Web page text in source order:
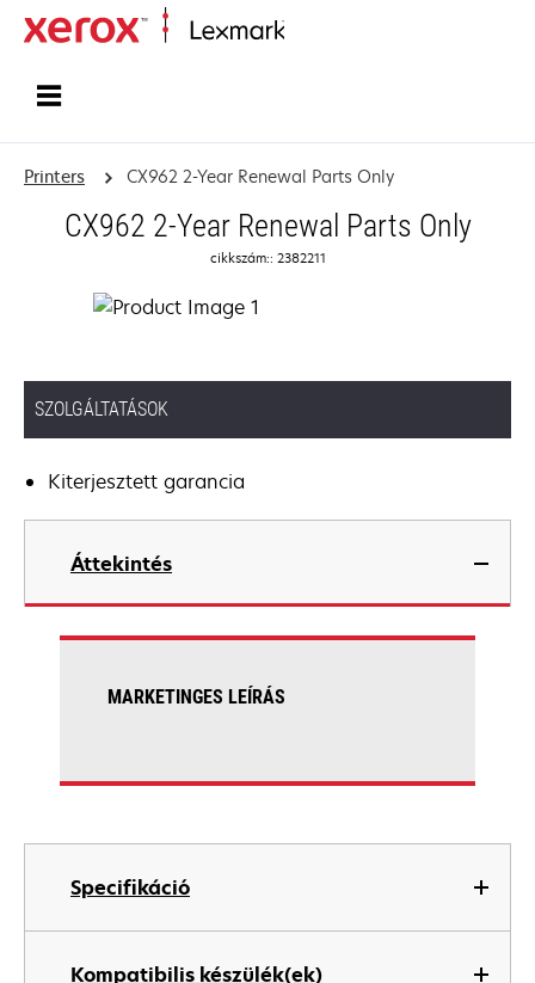
Printers CX962 2-Year Renewal Parts Only
CX962 2-Year Renewal Parts Only
cikkszám:: 2382211
SZOLGÁLTATÁSOK
Kiterjesztett garancia
Áttekintés
Specifikáció
Kompatibilis készülék(ek)
MARKETINGES LEÍRÁS